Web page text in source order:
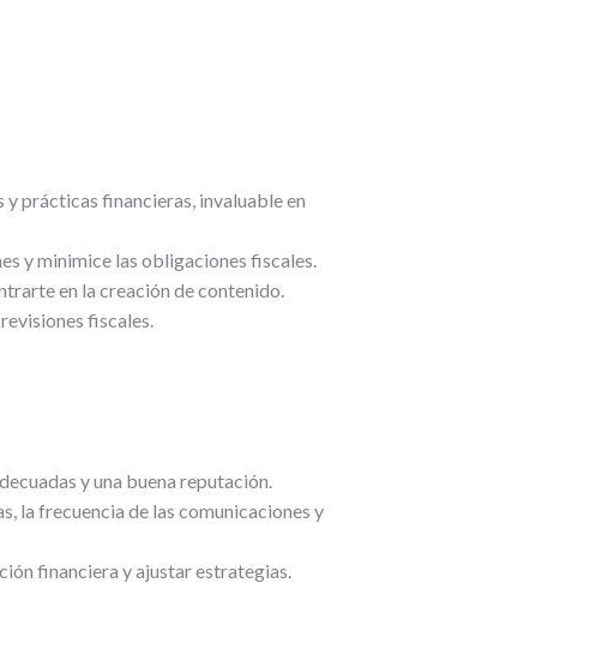
prácticas financieras, invaluable en
y minimice las obligaciones fiscales.
en la creación de contenido.
fiscales.
y una buena reputación.
la frecuencia de las comunicaciones y
financiera y ajustar estrategias.